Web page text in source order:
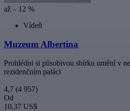
až – 12 %
Vídeň
Muzeum Albertina
Prohlédni si působivou sbírku umění v
rezidenčním paláci
4,7 (4 957)
Od
10,37 US$